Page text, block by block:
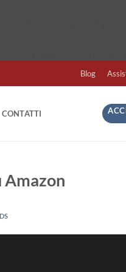
Blog
CONTATTI
Amazon